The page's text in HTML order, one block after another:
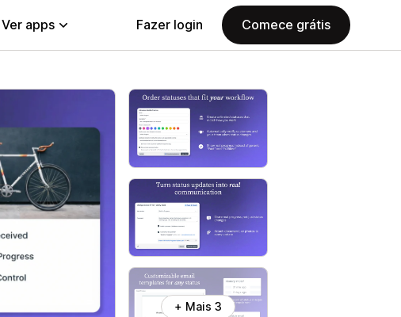
Ver apps Fazer login Comece grátis
+ Mais 3